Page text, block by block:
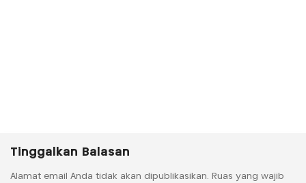
Tinggalkan Balasan
Alamat email Anda tidak akan dipublikasikan. Ruas yang wajib